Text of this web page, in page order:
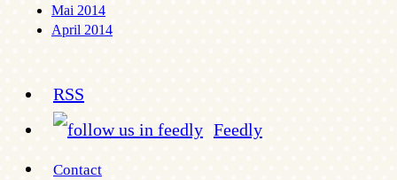
Mai 2014
April 2014
RSS
Feedly
Contact